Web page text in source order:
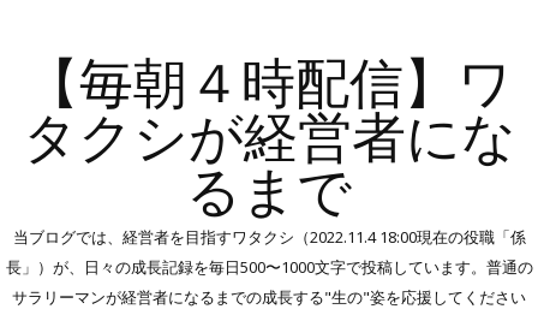
【毎朝４時配信】ワ
タクシが経営者にな
るまで
当ブログでは、経営者を目指すワタクシ（2022.11.4 18:00現在の役職「係
長」）が、日々の成長記録を毎日500〜1000文字で投稿しています。普通の
サラリーマンが経営者になるまでの成長する"生の"姿を応援してください